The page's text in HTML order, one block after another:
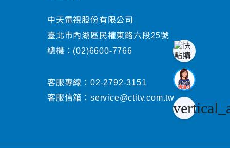
中天電視股份有限公司
臺北市內湖區民權東路六段25號
總機： (02)6600-7766
客服專線： 02-2792-3151
客服信箱： service@ctitv.com.tw